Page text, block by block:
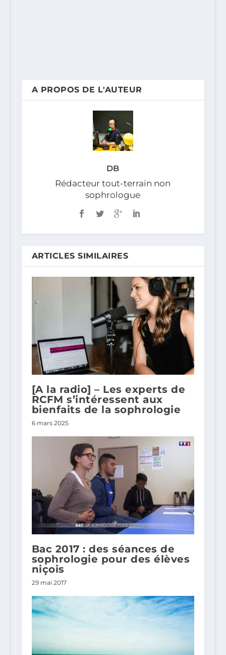
A PROPOS DE L'AUTEUR
DB
Rédacteur tout-terrain non
sophrologue
ARTICLES SIMILAIRES
[A la radio] – Les experts de
RCFM s’intéressent aux
bienfaits de la sophrologie
6 mars 2025
Bac 2017 : des séances de
sophrologie pour des élèves
niçois
29 mai 2017